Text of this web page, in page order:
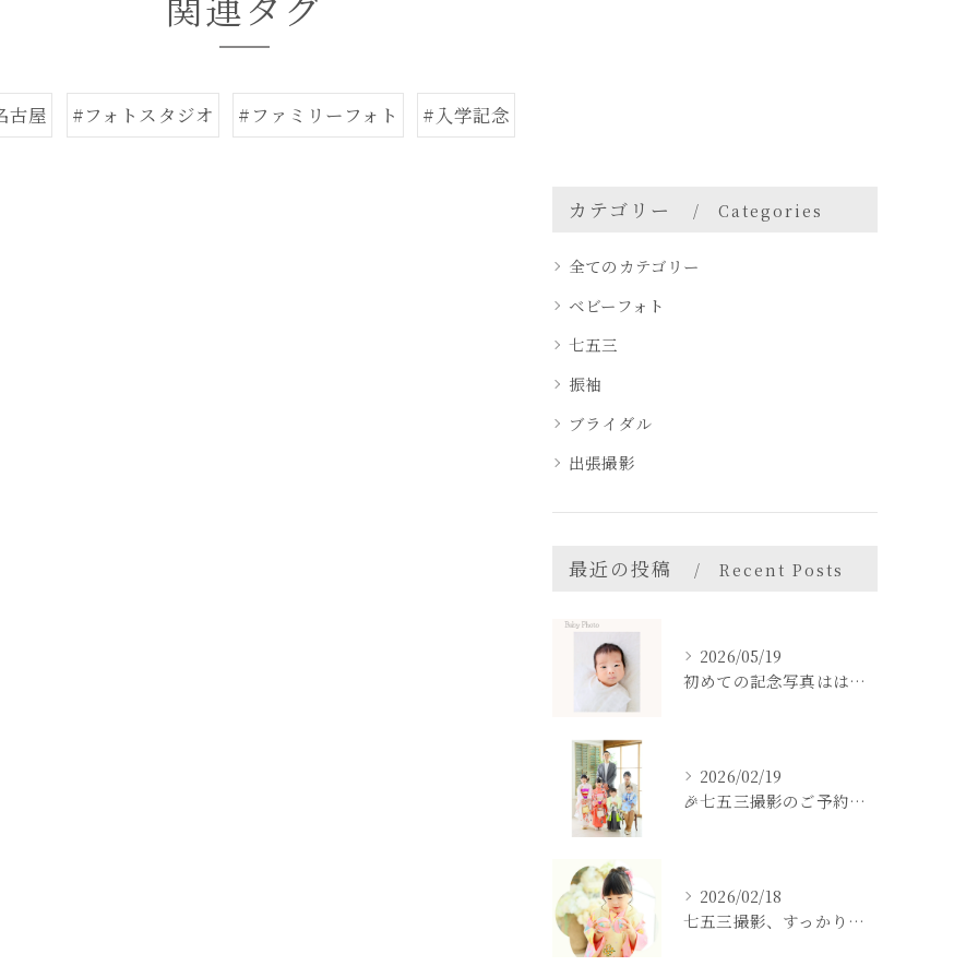
古屋 #フォトスタジオ #ファミリーフォト #入学記念
カテゴリー Categories
全てのカテゴリー
ベビーフォト
七五三
振袖
ブライダル
出張撮影
最近の投稿 Recent Posts
2026/05/19
初めての記念写真はは、DEAR STUDIOで。
2026/02/19
🎉七五三撮影のご予約をご検討中の方へ🎉
2026/02/18
七五三撮影、すっかり忘れてた💦という方も